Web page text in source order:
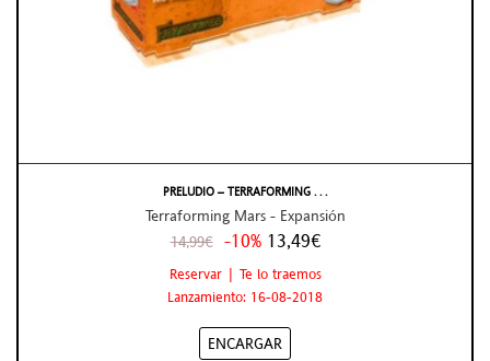
PRELUDIO – TERRAFORMING . . .
Terraforming Mars - Expansión
14,99€ -10% 13,49€
Reservar | Te lo traemos
Lanzamiento: 16-08-2018
ENCARGAR